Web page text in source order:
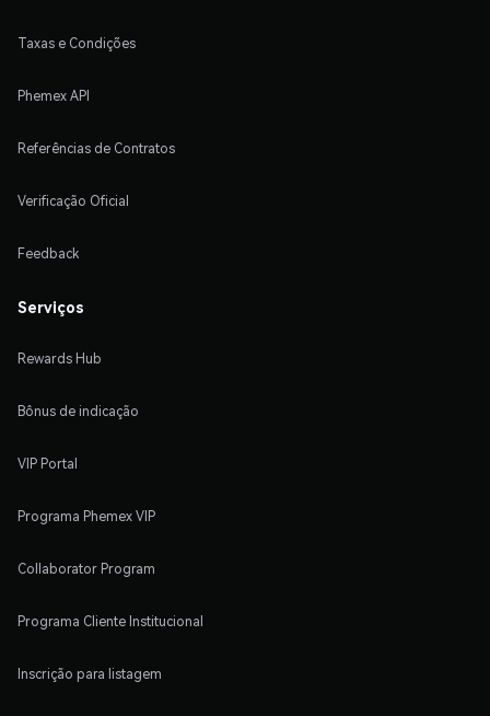
Taxas e Condições
Phemex API
Referências de Contratos
Verificação Oficial
Feedback
Serviços
Rewards Hub
Bônus de indicação
VIP Portal
Programa Phemex VIP
Collaborator Program
Programa Cliente Institucional
Inscrição para listagem